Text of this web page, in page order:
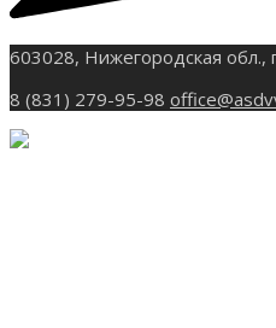
603028, Нижегородская
8 (831) 279-95-98